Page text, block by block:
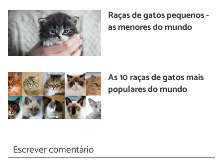
Raças de gatos pequenos -
as menores do mundo
As 10 raças de gatos mais
populares do mundo
Escrever comentário